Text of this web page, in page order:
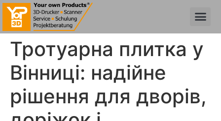
Тротуарна плитка у
Вінниці: надійне
рішення для дворів,